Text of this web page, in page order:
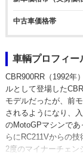
中古車価格帯
車輌プロフィー
CBR900RR（1992年
ルとして登場した
モデルだったが、前
されるようになり、
のMotoGPマシンであ
らにRC211Vからの
2度のマイナーチェン